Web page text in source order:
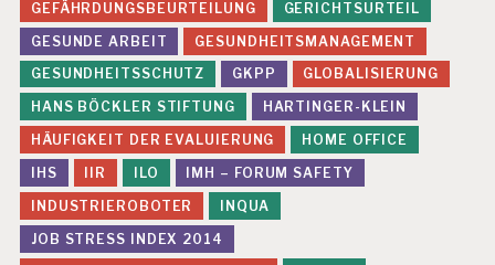
GEFÄHRDUNGSBEURTEILUNG
GERICHTSURTEIL
GESUNDE ARBEIT
GESUNDHEITSMANAGEMENT
GESUNDHEITSSCHUTZ
GKPP
GLOBALISIERUNG
HANS BÖCKLER STIFTUNG
HARTINGER-KLEIN
HÄUFIGKEIT DER EVALUIERUNG
HOME OFFICE
IHS
IIR ILO
IMH – FORUM SAFETY
INDUSTRIEROBOTER
INQUA
JOB STRESS INDEX 2014